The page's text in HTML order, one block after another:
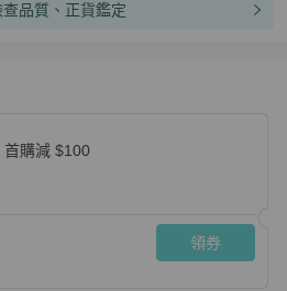
品質、正貨鑑定
購減 $100
領券